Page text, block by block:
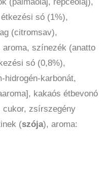
só (1%),
(citromsav),
színezék (anatto
só (0,8%),
hidrogén-karbonát,
kakaós étbevonó
cukor, zsírszegény
(szója), aroma: